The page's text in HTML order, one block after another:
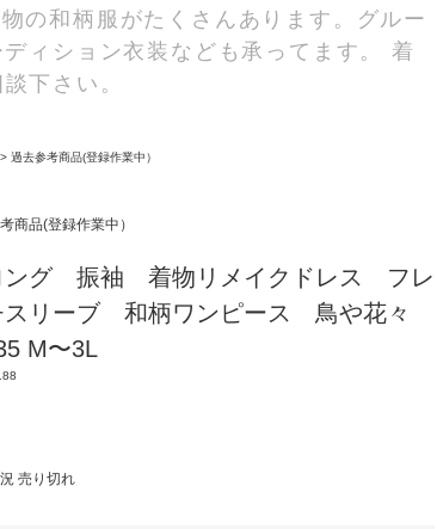
の和柄服がたくさんあります。グルー
ィション衣装なども承ってます。 着
下さい。
> 過去参考商品(登録作業中）
商品(登録作業中）
ング 振袖 着物リメイクドレス フレ
スリーブ 和柄ワンピース 鳥や花々
M〜3L
売り切れ